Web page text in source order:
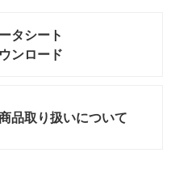
タシート
ンロード
品取り扱いについて